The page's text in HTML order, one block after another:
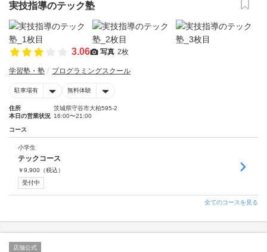
実技指導のテック塾
3.06 写真 2枚
学習塾・塾 プログラミングスクール
駐車場有 無料体験
住所
茨城県守谷市大柏595-2
本日の営業状況 16:00〜21:00
コース
小学生
テックコース
￥9,900 （税込）
受付中
全てのコースを見る
店舗公式